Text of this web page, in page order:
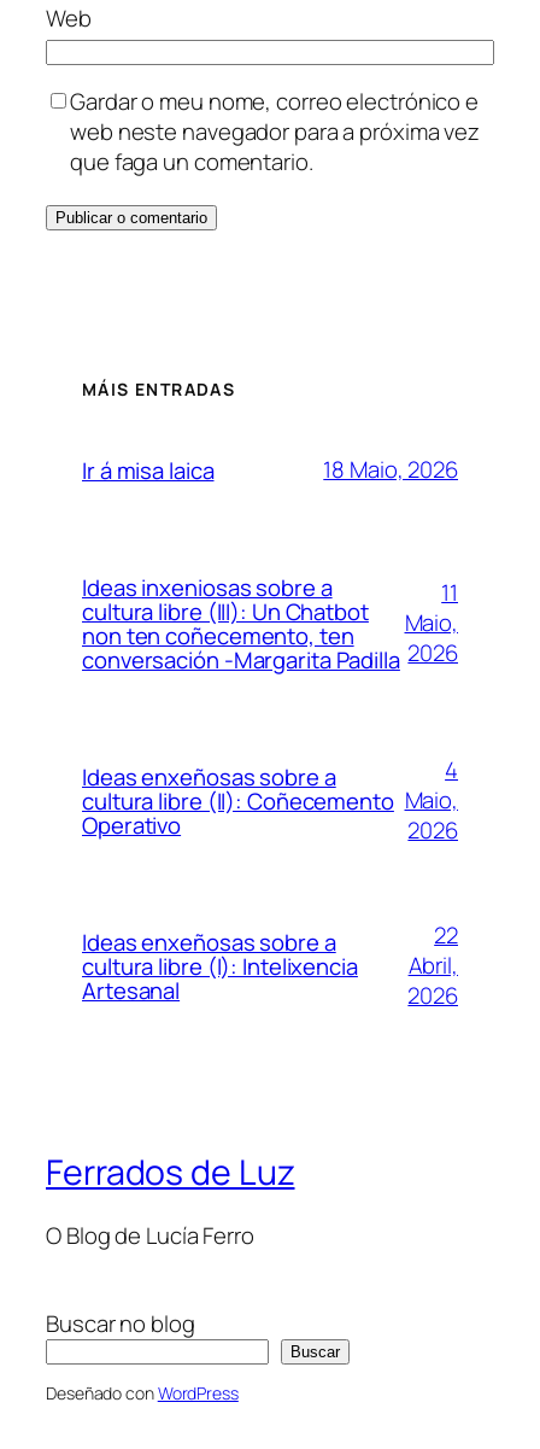
Web
Gardar o meu nome, correo electrónico e
web neste navegador para a próxima vez
que faga un comentario.
MÁIS ENTRADAS
Ir á misa laica 18 Maio, 2026
Ideas inxeniosas sobre a
cultura libre (III): Un Chatbot
non ten coñecemento, ten
conversación -Margarita Padilla
11
Maio,
2026
Ideas enxeñosas sobre a
cultura libre (II): Coñecemento
Operativo
4
Maio,
2026
Ideas enxeñosas sobre a
cultura libre (I): Intelixencia
Artesanal
22
Abril,
2026
Ferrados de Luz
O Blog de Lucía Ferro
Buscar no blog
Buscar
Deseñado conWordPress